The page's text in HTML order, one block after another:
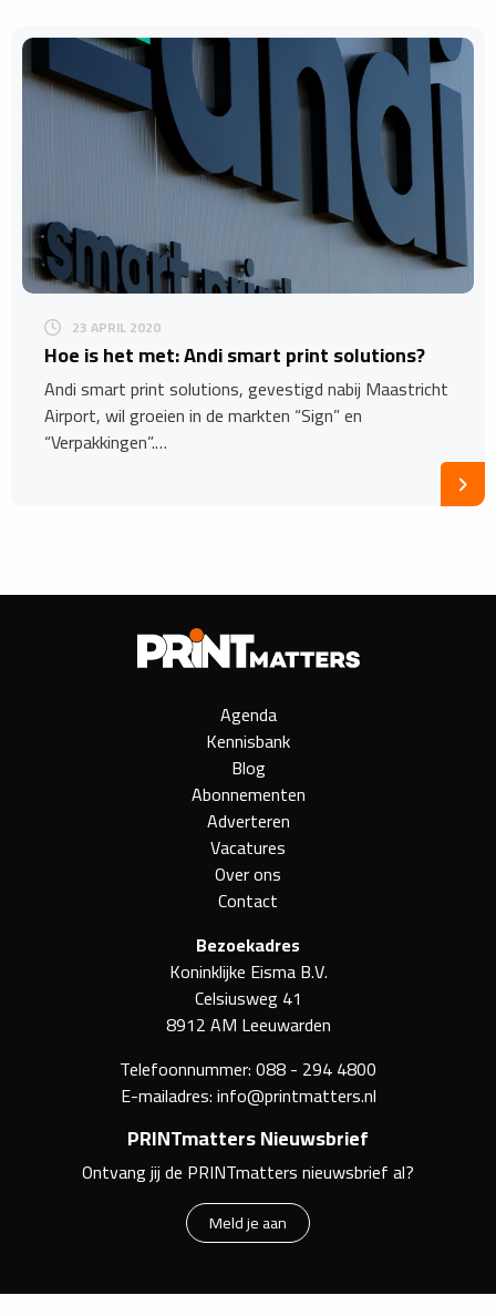
23 APRIL 2020
Hoe is het met: Andi smart print solutions?
Andi smart print solutions, gevestigd nabij Maastricht
Airport, wil groeien in de markten “Sign” en
“Verpakkingen”.…
Agenda
Kennisbank
Blog
Abonnementen
Adverteren
Vacatures
Over ons
Contact
Bezoekadres
Koninklijke Eisma B.V.
Celsiusweg 41
8912 AM Leeuwarden
Telefoonnummer:088 - 294 4800
E-mailadres:info@printmatters.nl
PRINTmatters Nieuwsbrief
Ontvang jij de PRINTmatters nieuwsbrief al?
Meld je aan